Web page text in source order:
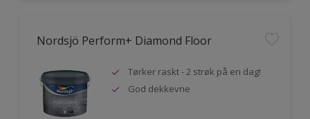
Nordsjö Perform+ Diamond Floor
Tørker raskt - 2 strøk på en dag!
God dekkevne